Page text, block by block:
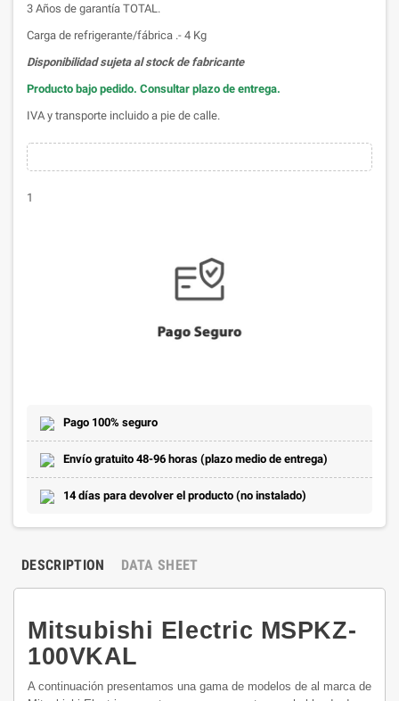
3 Años de garantía TOTAL.
Carga de refrigerante/fábrica .- 4 Kg
Disponibilidad sujeta al stock de fabricante
Producto bajo pedido. Consultar plazo de entrega.
IVA y transporte incluido a pie de calle.
1
Pago 100% seguro
Envío gratuito 48-96 horas (plazo medio de entrega)
14 días para devolver el producto (no instalado)
DESCRIPTION DATA SHEET
Mitsubishi Electric MSPKZ-
100VKAL
A continuación presentamos una gama de modelos de al marca de